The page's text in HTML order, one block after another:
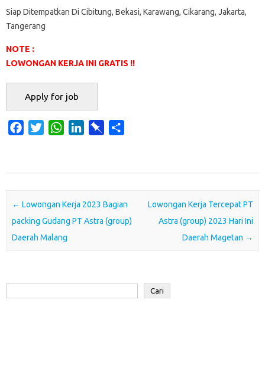
Siap Ditempatkan Di Cibitung, Bekasi, Karawang, Cikarang, Jakarta,
Tangerang
NOTE :
LOWONGAN KERJA INI GRATIS !!
o
o
k
e
r
W
A
p
p
d
I
a
r
Post navigation
← Lowongan Kerja 2023 Bagian
packing Gudang PT Astra (group)
Daerah Malang
Lowongan Kerja Tercepat PT
Astra (group) 2023 Hari Ini
Daerah Magetan →
Cari
Cari